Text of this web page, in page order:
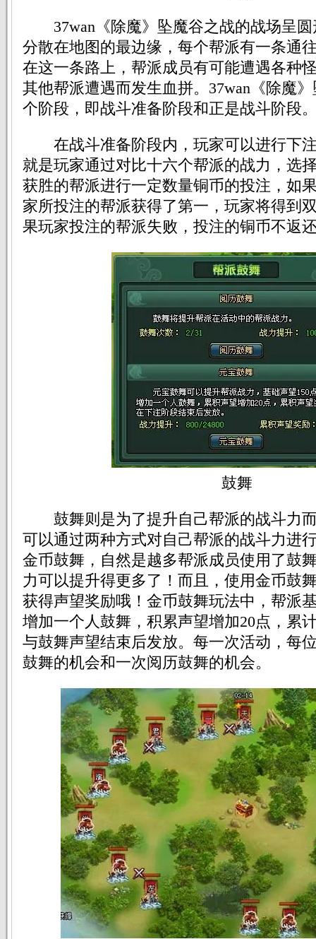
37wan《除魔》坠魔谷之战的战场呈圆
分散在地图的最边缘，每个帮派有一条通
在这一条路上，帮派成员有可能遭遇各种
其他帮派遭遇而发生血拼。37wan《除魔
个阶段，即战斗准备阶段和正是战斗阶段
在战斗准备阶段内，玩家可以进行下
就是玩家通过对比十六个帮派的战力，选
获胜的帮派进行一定数量铜币的投注，如
家所投注的帮派获得了第一，玩家将得到
果玩家投注的帮派失败，投注的铜币不返
鼓舞
鼓舞则是为了提升自己帮派的战斗力
可以通过两种方式对自己帮派的战斗力进
金币鼓舞，自然是越多帮派成员使用了鼓
力可以提升得更多了！而且，使用金币鼓
获得声望奖励哦！金币鼓舞玩法中，帮派
增加一个人鼓舞，积累声望增加20点，累
与鼓舞声望结束后发放。每一次活动，每
鼓舞的机会和一次阅历鼓舞的机会。